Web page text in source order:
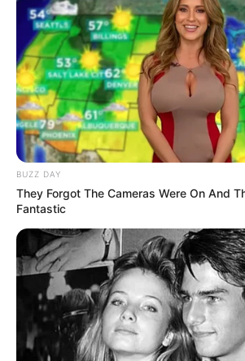
Langka Banget! 10 Pose Lucu
Katak yang Bikin Ketawa
Gemes
Ambyar! 10 Kalimat Baper
Pakai Bahasa Jawa Ini Bikin
Galau Abis
BUZZ DAY
They Forgot The Cameras Were On And
Fantastic